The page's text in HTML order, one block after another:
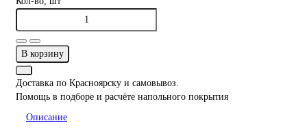
В корзину
Доставка по Красноярску и самовывоз.
Помощь в подборе и расчёте напольного покрытия
Описание